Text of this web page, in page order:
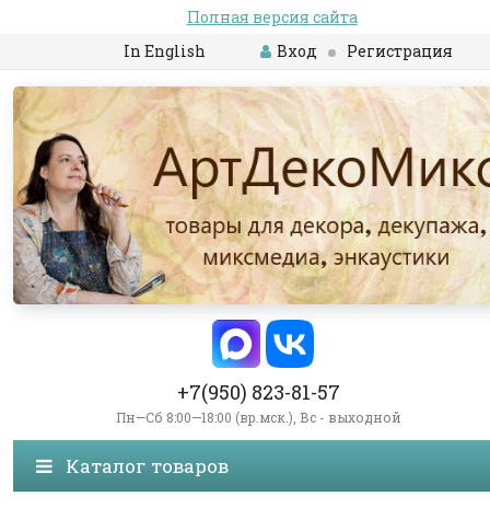
Полная версия сайта
In English
Вход Регистрация
+7(950) 823-81-57
Пн—Сб 8:00—18:00 (вр.мск.), Вс - выходной
Каталог товаров